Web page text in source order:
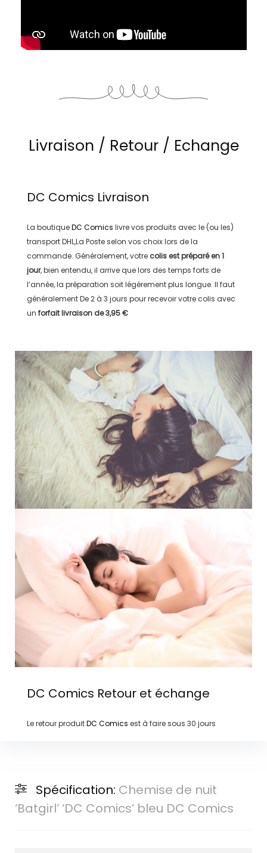
Livraison / Retour / Echange
DC Comics Livraison
La boutiqueDC Comics livre vos produits avec le (ou les)
transportDHL,La Posteselon vos choix lors de la
commande. Généralement, votre colis est préparé en1
jour, bien entendu, il arrive que lors des temps forts de
l’année, la préparation soit légérement plus longue. Il faut
généralementDe 2 à 3 jours pour recevoir votre colis avec
un forfait livraison de3,95 €
DC Comics Retour et échange
Le retour produitDC Comics est à faire sous 30 jours
Spécification: Chemise de nuit
‘Batgirl’ ‘DC Comics’ bleu DC Comics